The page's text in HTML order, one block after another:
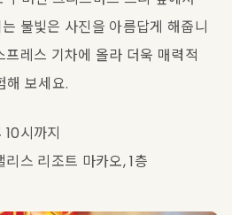
불빛은 사진을 아름답게 해줍니
레스 기차에 올라 더욱 매력적
해 보세요.
10시까지
스 리조트 마카오, 1층